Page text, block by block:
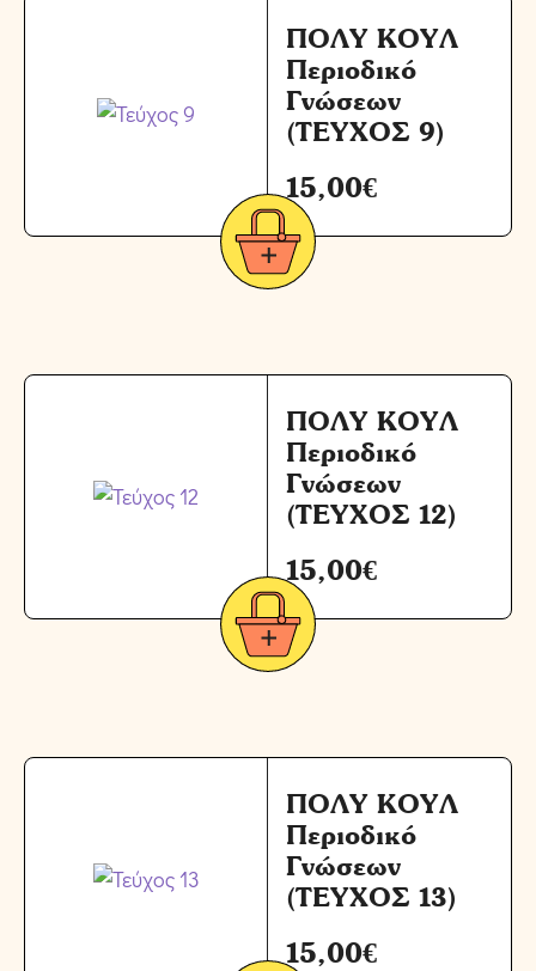
ΠΟΛΥ ΚΟΥΛ
Περιοδικό
Γνώσεων
(ΤΕΥΧΟΣ 9)
15,00€
ΠΟΛΥ ΚΟΥΛ
Περιοδικό
Γνώσεων
(ΤΕΥΧΟΣ 12)
15,00€
ΠΟΛΥ ΚΟΥΛ
Περιοδικό
Γνώσεων
(ΤΕΥΧΟΣ 13)
15,00€